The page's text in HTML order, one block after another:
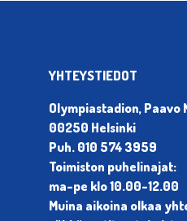
YHTEYSTIEDOT
Olympiastadion, Paavo
00250 Helsinki
Puh. 010 574 3959
Toimiston puhelinajat:
ma-pe klo 10.00-12.00
Muina aikoina olkaa